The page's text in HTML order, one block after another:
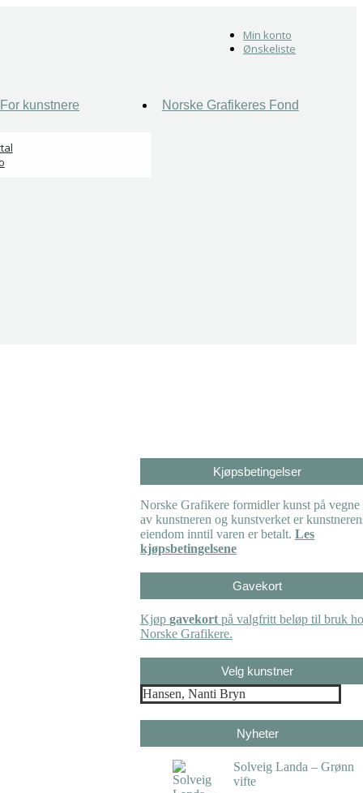
Min konto
Ønskeliste
For kunstnere Norske Grafikeres Fond
Kjøpsbetingelser
Norske Grafikere formidler kunst på vegne
av kunstneren og kunstverket er
eiendom inntil varen er betalt. Les
kjøpsbetingelsene
Gavekort
Kjøp gavekort på valgfritt beløp til bruk
Norske Grafikere.
Velg kunstner
Nyheter
Solveig Landa – Grønn
vifte